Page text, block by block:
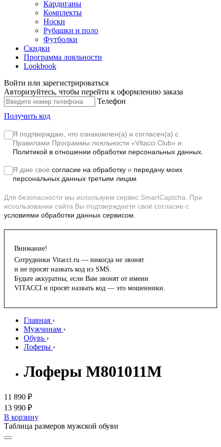
Кардиганы
Комплекты
Носки
Рубашки и поло
Футболки
Скидки
Программа лояльности
Lookbook
Войти или зарегистрироваться
Авторизуйтесь, чтобы перейти к оформлению заказа
Телефон
Получить код
Я подтверждаю, что ознакомлен(а) и согласен(а) с
Правилами Программы лояльности «Vitacci Club» и
Политикой в отношении обработки персональных данных.
Я даю своё согласие на обработку и передачу моих
персональных данных третьим лицам
Для безопасности мы используем сервис SmartCaptcha. При
использовании сайта Вы подтверждаете своё согласие с
условиями обработки данных сервисом.
Внимание!
Сотрудники Vitacci.ru — никогда не звонят
и не просят назвать код из SMS.
Будьте аккуратны, если Вам звонят от имени
VITACCI и просят назвать код — это мошенники.
Главная ›
Мужчинам ›
Обувь ›
Лоферы ›
Лоферы M801011M
11 890 ₽
13 990 ₽
В корзину
Таблица размеров мужской обуви